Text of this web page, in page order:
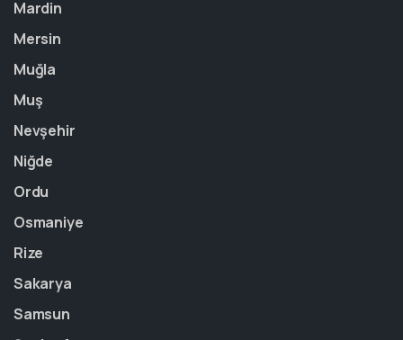
Mardin
Mersin
Muğla
Muş
Nevşehir
Niğde
Ordu
Osmaniye
Rize
Sakarya
Samsun